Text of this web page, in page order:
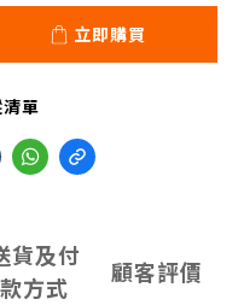
立即購買
單
貨及付
款方式
顧客評價